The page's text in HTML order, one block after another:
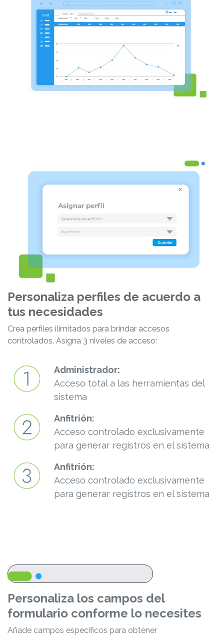
Personaliza perfiles de acuerdo a
tus necesidades
Crea perfiles ilimitados para brindar accesos
controlados. Asigna 3 niveles de acceso:
Administrador:
Acceso total a las herramientas del
sistema
Anfitrión:
Acceso controlado exclusivamente
para generar registros en el sistema
Anfitrión:
Acceso controlado exclusivamente
para generar registros en el sistema
Personaliza los campos del
formulario conforme lo necesites
Añade campos específicos para obtener